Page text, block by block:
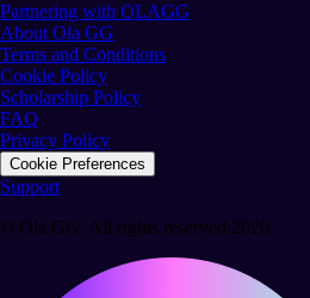
Partnering with OLAGG
About Ola GG
Terms and Conditions
Cookie Policy
Scholarship Policy
FAQ
Privacy Policy
Cookie Preferences
Support
© Ola GG. All rights reserved 2026.